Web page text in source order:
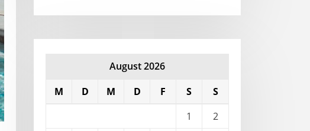
August 2026
M
D M D F S
S
1
2